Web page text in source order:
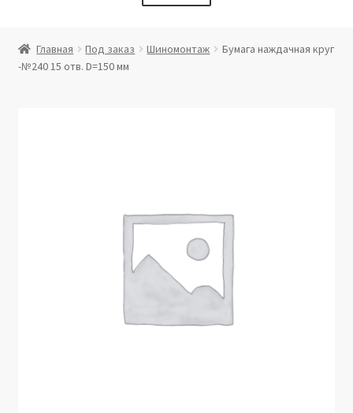
Витрина
Юридические данные
Главная Под заказ Шиномонтаж
Бумага наждачная круг
-№240 15 отв. D=150 мм